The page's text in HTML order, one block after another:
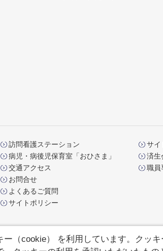
訪問看護ステーション
病児・病後児保育室「おひさま」
交通アクセス
お問合せ
よくあるご質問
サイトポリシー
サイ
済生
職員
（cookie） を利用しています。クッキ